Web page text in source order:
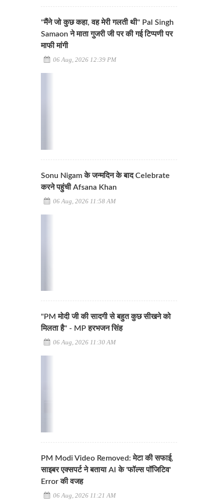
"मैंने जो कुछ कहा, वह मेरी गलती थी" Pal Singh
Samaon ने माता गुजरी जी पर की गई टिप्पणी पर
माफी मांगी
06 Aug, 2026 12:39 PM
Sonu Nigam के जन्मदिन के बाद Celebrate
करने पहुंची Afsana Khan
06 Aug, 2026 11:58 AM
"PM मोदी जी की सादगी से बहुत कुछ सीखने को
मिलता है" - MP हरभजन सिंह
06 Aug, 2026 11:30 AM
PM Modi Video Removed: मेटा की सफाई,
साइबर एक्सपर्ट ने बताया AI के 'फॉल्स पॉजिटिव'
Error की वजह
06 Aug, 2026 11:21 AM